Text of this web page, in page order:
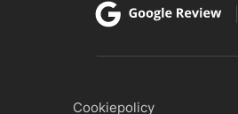
Cookiepolicy